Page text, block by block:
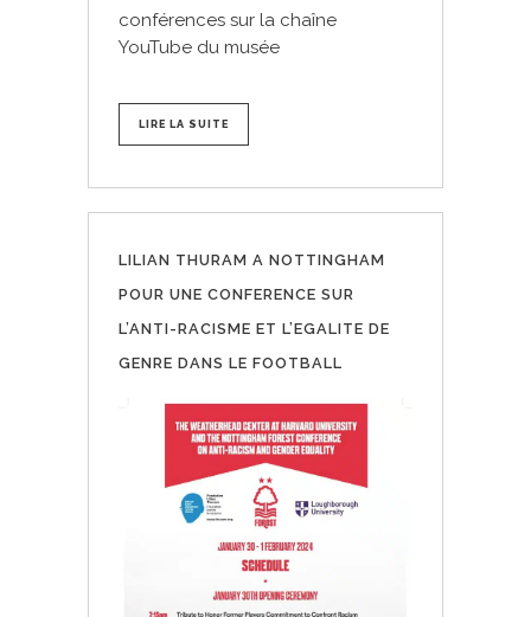
conférences sur la chaîne
YouTube du musée
LIRE LA SUITE
LILIAN THURAM A NOTTINGHAM
POUR UNE CONFERENCE SUR
L’ANTI-RACISME ET L’EGALITE DE
GENRE DANS LE FOOTBALL